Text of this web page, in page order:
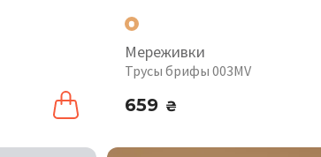
Мереживки
Трусы брифы 003MV
659 ₴